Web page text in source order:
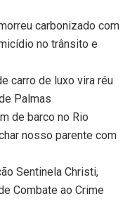
carbonizado com
no trânsito e
carro de luxo vira réu
Palmas
de barco no Rio
nosso parente com
Sentinela Christi,
Combate ao Crime